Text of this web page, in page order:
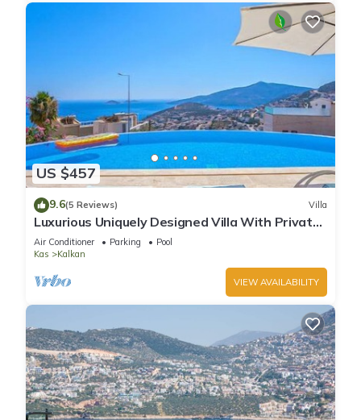
US $457
9.6(5 Reviews) Villa
Luxurious Uniquely Designed Villa With Private
Infinity Pool and OMG views!
Air Conditioner Parking
Pool
Kas
Kalkan
VIEW AVAILABILITY